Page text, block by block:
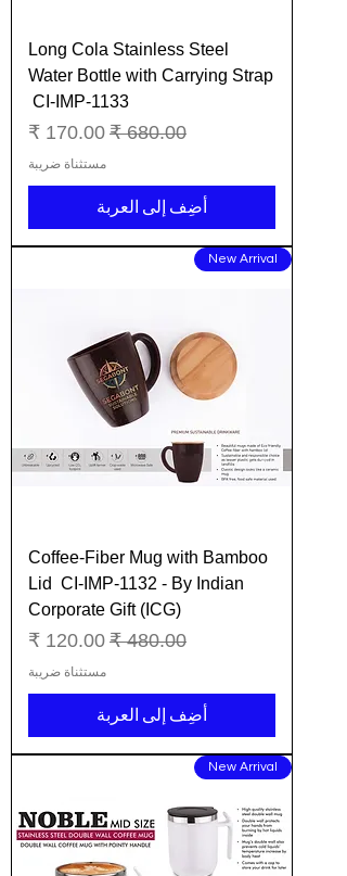
Long Cola Stainless Steel
Water Bottle with Carrying Strap
CI-IMP-1133
سعر عاديسعر البيع
مستثناة ضريبة
أضِف إلى العربة
New Arrival
Coffee-Fiber Mug with Bamboo
Lid CI-IMP-1132 - By Indian
Corporate Gift (ICG)
سعر عاديسعر البيع
مستثناة ضريبة
أضِف إلى العربة
New Arrival